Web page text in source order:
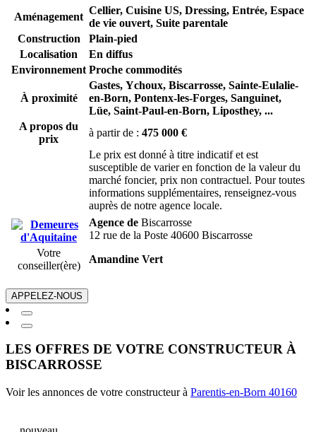
Aménagement
Cellier, Cuisine US, Dressing, Entrée, Espace
de vie ouvert, Suite parentale
Construction
Plain-pied
Localisation
En diffus
Environnement Proche commodités
À proximité
Gastes, Ychoux, Biscarrosse, Sainte-Eulalie-
en-Born, Pontenx-les-Forges, Sanguinet,
Lüe, Saint-Paul-en-Born, Liposthey, ...
A propos du
prix
à partir de : 475 000 €
Le prix est donné à titre indicatif et est
susceptible de varier en fonction de la valeur du
marché foncier, prix non contractuel. Pour toutes
informations supplémentaires, renseignez-vous
auprès de notre agence locale.
Agence de Biscarrosse
12 rue de la Poste 40600 Biscarrosse
Votre
conseiller(ère)
Amandine Vert
APPELEZ-NOUS
LES OFFRES DE VOTRE CONSTRUCTEUR À
BISCARROSSE
Voir les annonces de votre constructeur à Parentis-en-Born 40160